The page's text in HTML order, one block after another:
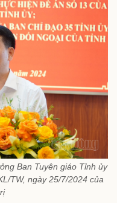
Ban Tuyên giáo Tỉnh ủy
TW, ngày 25/7/2024 của